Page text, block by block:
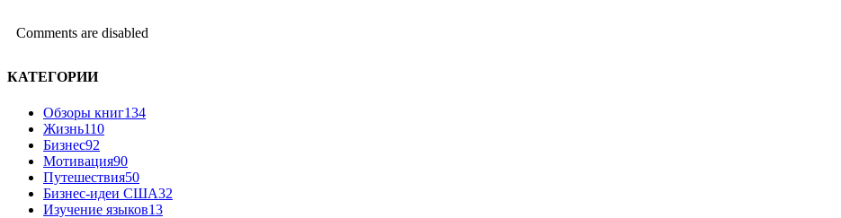
Comments are disabled
КАТЕГОРИИ
Обзоры книг134
Жизнь110
Бизнес92
Мотивация90
Путешествия50
Бизнес-идеи США32
Изучение языков13